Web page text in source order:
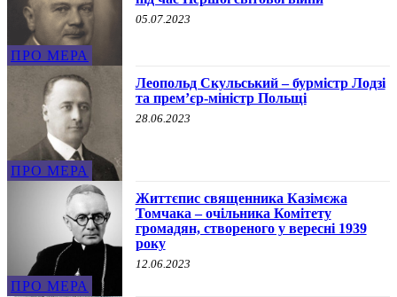
ПРО МЕРА
05.07.2023
ПРО МЕРА
Леопольд Скульський – бурмістр Лодзі
та прем’єр-міністр Польщі
28.06.2023
ПРО МЕРА
Життєпис священника Казімєжа
Томчака – очільника Комітету
громадян, створеного у вересні 1939
року
12.06.2023